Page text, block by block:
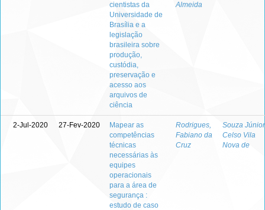
cientistas da
Universidade de
Brasília e a
legislação
brasileira sobre
produção,
custódia,
preservação e
acesso aos
arquivos de
ciência
Almeida
2-Jul-2020 27-Fev-2020
Mapear as
competências
técnicas
necessárias às
equipes
operacionais
para a área de
segurança :
estudo de caso
Rodrigues,
Fabiano da
Cruz
Souza
Celso Vila
Nova de